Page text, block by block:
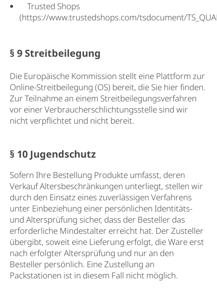
Trusted Shops
(https://www.trustedshops.com/tsdocument/
§ 9 Streitbeilegung​​​​​​​
Die Europäische Kommission stellt eine Plattform zur
Online-Streitbeilegung (OS) bereit, die Sie hier finden.
Zur Teilnahme an einem Streitbeilegungsverfahren
vor einer Verbraucherschlichtungsstelle sind wir
nicht verpflichtet und nicht bereit.
§ 10 Jugendschutz​​​​​​​
Sofern Ihre Bestellung Produkte umfasst, deren
Verkauf Altersbeschränkungen unterliegt, stellen wir
durch den Einsatz eines zuverlässigen Verfahrens
unter Einbeziehung einer persönlichen Identitäts-
und Altersprüfung sicher, dass der Besteller das
erforderliche Mindestalter erreicht hat. Der Zusteller
übergibt, soweit eine Lieferung erfolgt, die Ware erst
nach erfolgter Altersprüfung und nur an den
Besteller persönlich. Eine Zustellung an
Packstationen ist in diesem Fall nicht möglich.